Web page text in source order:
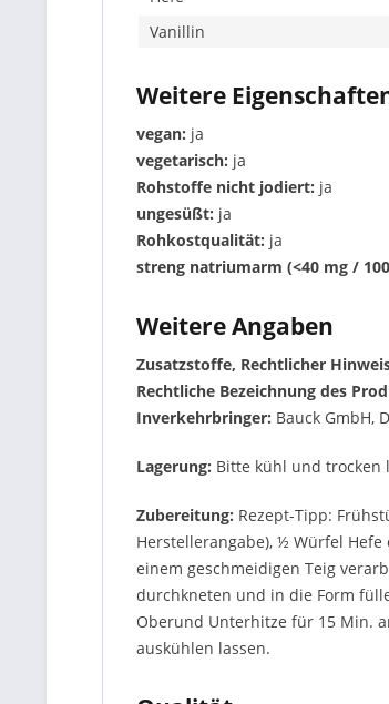
Vanillin
Weitere
vegan: ja
vegetarisch: ja
Rohstoffe nicht jodiert: ja
ungesüßt: ja
Rohkostqualität: ja
streng natriumarm (<40 mg /
Weitere Angaben
Zusatzstoffe, Rechtlicher
Rechtliche Bezeichnung des
Inverkehrbringer: Bauck GmbH,
Lagerung: Bitte kühl und trocken
Zubereitung: Rezept-Tipp:
Herstellerangabe), ½ Würfel Hefe
einem geschmeidigen Teig
durchkneten und in die Form
Oberund Unterhitze für 15 Min.
auskühlen lassen.